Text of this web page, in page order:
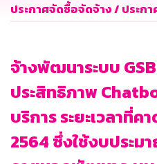
ประกาศจัดซื้อจัดจ้าง / ประกา
จ้างพัฒนาระบบ
ประสิทธิภาพ
บริการ ระยะเวลาที่ค
2564 ซึ่งใช้งบประม